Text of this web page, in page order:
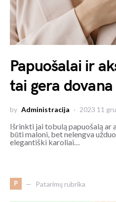
Papuošalai ir
tai gera
by Administracija 2023 11
Išrinkti jai tobulą papuošalą ar
būti maloni, bet nelengva
elegantiški karoliai…
P Patarimų rubrika